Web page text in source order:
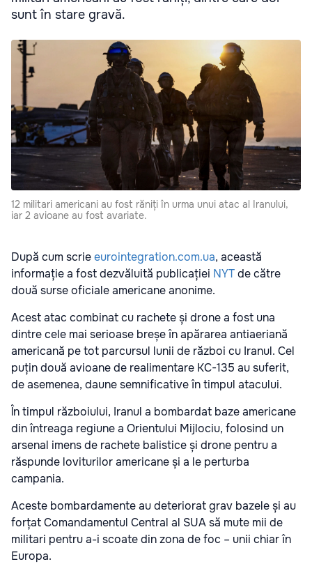
sunt în stare gravă.
12 militari americani au fost răniți în urma unui atac al Iranului,
iar 2 avioane au fost avariate.
După cum scrieeurointegration.com.ua, această
informație a fost dezvăluită publicației NYTde către
două surse oficiale americane anonime.
Acest atac combinat cu rachete și drone a fost una
dintre cele mai serioase breșe în apărarea antiaeriană
americană pe tot parcursul lunii de război cu Iranul. Cel
puțin două avioane de realimentare KC-135 au suferit,
de asemenea, daune semnificative în timpul atacului.
În timpul războiului, Iranul a bombardat baze americane
din întreaga regiune a Orientului Mijlociu, folosind un
arsenal imens de rachete balistice și drone pentru a
răspunde loviturilor americane și a le perturba
campania.
Aceste bombardamente au deteriorat grav bazele și au
forțat Comandamentul Central al SUA să mute mii de
militari pentru a-i scoate din zona de foc – unii chiar în
Europa.